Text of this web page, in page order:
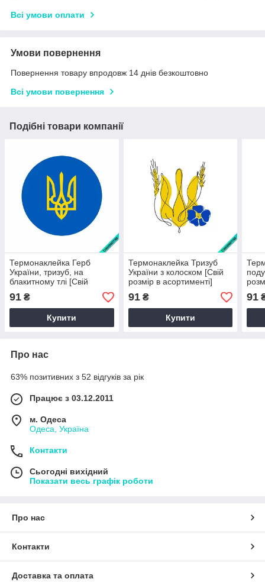
Всі умови оплати
Умови повернення
Повернення товару впродовж 14 днів безкоштовно
Всі умови повернення
Подібні товари компанії
Термонаклейка Герб
України, тризуб, на
блакитному тлі [Свій
91 ₴
Купити
Термонаклейка Тризуб
України з колоском [Свій
розмір в асортименті]
91₴
Купити
91
Про нас
63% позитивних з 52 відгуків за рік
Працює з 03.12.2011
м. Одеса
Одеса, Україна
Контакти
Сьогодні вихідний
Показати весь графік роботи
Про нас
Контакти
Доставка та оплата